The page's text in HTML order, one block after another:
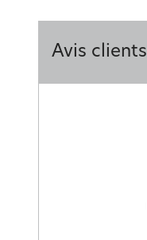
Avis clients